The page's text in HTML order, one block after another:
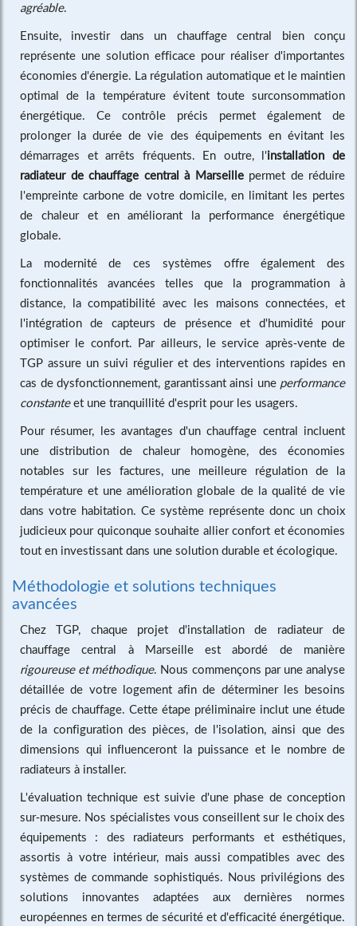
agréable.
Ensuite, investir dans un chauffage central bien conçu
représente une solution efficace pour réaliser d'importantes
économies d'énergie. La régulation automatique et le maintien
optimal de la température évitent toute surconsommation
énergétique. Ce contrôle précis permet également de
prolonger la durée de vie des équipements en évitant les
démarrages et arrêts fréquents. En outre, l'installation de
radiateur de chauffage central à Marseillepermet de réduire
l'empreinte carbone de votre domicile, en limitant les pertes
de chaleur et en améliorant la performance énergétique
globale.
La modernité de ces systèmes offre également des
fonctionnalités avancées telles que la programmation à
distance, la compatibilité avec les maisons connectées, et
l'intégration de capteurs de présence et d'humidité pour
optimiser le confort. Par ailleurs, le service après-vente de
TGP assure un suivi régulier et des interventions rapides en
cas de dysfonctionnement, garantissant ainsi une performance
constanteet une tranquillité d'esprit pour les usagers.
Pour résumer, les avantages d'un chauffage central incluent
une distribution de chaleur homogène, des économies
notables sur les factures, une meilleure régulation de la
température et une amélioration globale de la qualité de vie
dans votre habitation. Ce système représente donc un choix
judicieux pour quiconque souhaite allier confort et économies
tout en investissant dans une solution durable et écologique.
Méthodologie et solutions techniques
avancées
Chez TGP, chaque projet d'installation de radiateur de
chauffage central à Marseille est abordé de manière
rigoureuse et méthodique. Nous commençons par une analyse
détaillée de votre logement afin de déterminer les besoins
précis de chauffage. Cette étape préliminaire inclut une étude
de la configuration des pièces, de l'isolation, ainsi que des
dimensions qui influenceront la puissance et le nombre de
radiateurs à installer.
L'évaluation technique est suivie d'une phase de conception
sur-mesure. Nos spécialistes vous conseillent sur le choix des
équipements : des radiateurs performants et esthétiques,
assortis à votre intérieur, mais aussi compatibles avec des
systèmes de commande sophistiqués. Nous privilégions des
solutions innovantes adaptées aux dernières normes
européennes en termes de sécurité et d'efficacité énergétique.